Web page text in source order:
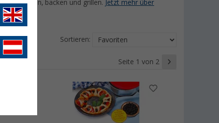
kochen, backen und grillen. Jetzt mehr über
Sortieren:
Seite 1 von 2